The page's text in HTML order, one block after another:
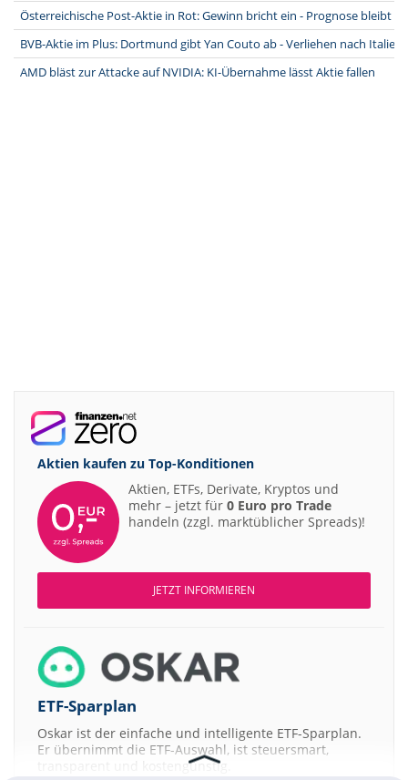
Österreichische Post-Aktie in Rot: Gewinn bricht ein - Prognose bleibt
BVB-Aktie im Plus: Dortmund gibt Yan Couto ab - Verliehen nach Italien
AMD bläst zur Attacke auf NVIDIA: KI-Übernahme lässt Aktie fallen
Aktien kaufen zu Top-Konditionen
Aktien, ETFs, Derivate, Kryptos und
mehr – jetzt für 0 Euro pro Trade
handeln (zzgl. marktüblicher Spreads)!
JETZT INFORMIEREN
ETF-Sparplan
Oskar ist der einfache und intelligente ETF-Sparplan.
Er übernimmt die ETF-Auswahl, ist steuersmart,
transparent und kostengünstig.